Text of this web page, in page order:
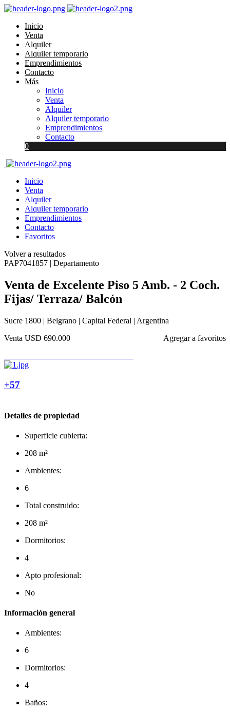
Inicio
Venta
Alquiler
Alquiler temporario
Emprendimientos
Contacto
Más
Inicio
Venta
Alquiler
Alquiler temporario
Emprendimientos
Contacto
0
Inicio
Venta
Alquiler
Alquiler temporario
Emprendimientos
Contacto
Favoritos
Volver a resultados
PAP7041857 | Departamento
Venta de Excelente Piso 5 Amb. - 2 Coch.
Fijas/ Terraza/ Balcón
Sucre 1800 | Belgrano | Capital Federal | Argentina
Agregar a favoritos
Venta USD 690.000
+57
Detalles de propiedad
Superficie cubierta:
208 m²
Ambientes:
6
Total construido:
208 m²
Dormitorios:
4
Apto profesional:
No
Información general
Ambientes:
6
Dormitorios:
4
Baños: